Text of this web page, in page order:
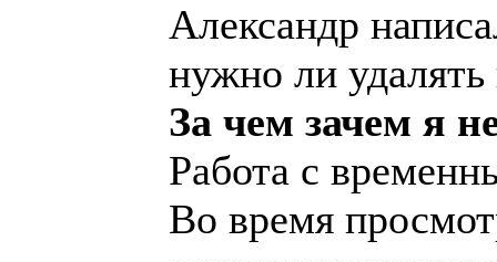
Александр
нужно ли удалять
За чем зачем я
Работа с
Во время